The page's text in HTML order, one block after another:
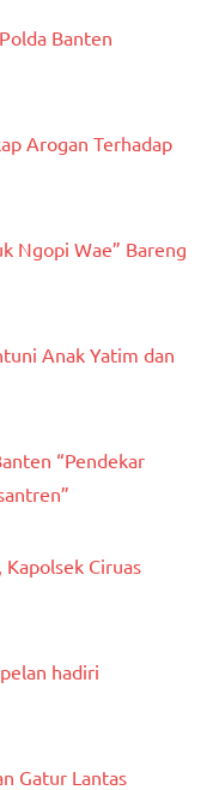
Banten
Arogan Terhadap
Ngopi Wae” Bareng
Anak Yatim dan
“Pendekar
Ciruas
hadiri
Gatur Lantas